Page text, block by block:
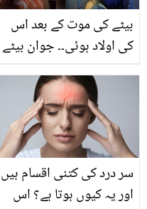
بیٹے کی موت کے بعد اس
کی اولاد ہوئی۔۔ جوان بیٹے
نہیں! شہید ہونے والے ان
جوانوں کے ماں باپ کی
کہانی جو آپ کو بھی رلا
دے گی
سر درد کی کتنی اقسام ہیں
اور یہ کیوں ہوتا ہے؟ اس